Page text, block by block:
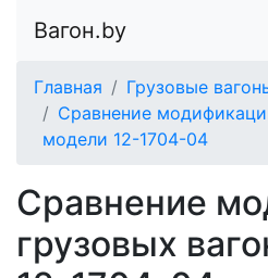
Вагон.by
Главная
Грузовые
Сравнение
модели 12-1704-04
Сравнение
грузовых